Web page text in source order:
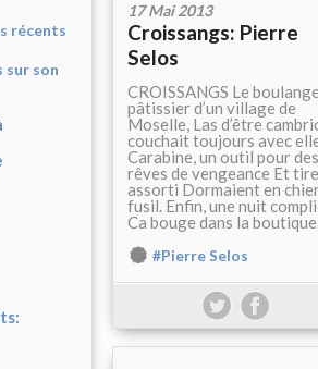
s récents
sur son
17 Mai 2013
Croissangs: Pierre
Selos
CROISSANGS Le
pâtissier d’un village de
Moselle, Las d’être
couchait toujours avec
Carabine, un outil pour des
rêves de vengeance Et
assorti Dormaient en
fusil. Enfin, une nuit
Ca bouge dans la
#Pierre Selos